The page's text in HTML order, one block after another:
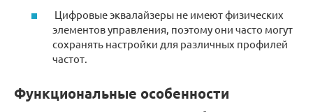
Цифровые эквалайзеры не имеют физических
элементов управления, поэтому они часто могут
сохранять настройки для различных профилей
частот.
Функциональные особенности